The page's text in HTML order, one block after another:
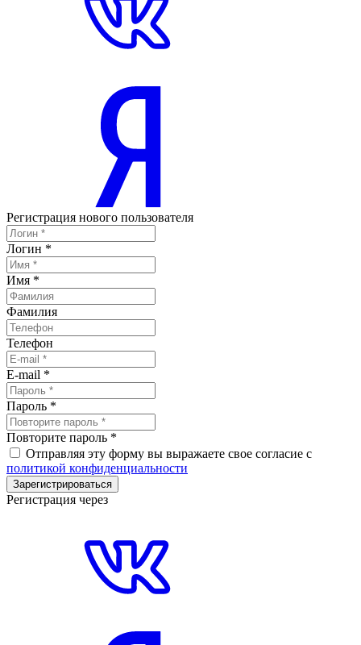
Регистрация нового пользователя
Логин *
Имя *
Фамилия
Телефон
E-mail *
Пароль *
Повторите пароль *
Отправляя эту форму вы выражаете свое согласие с
политикой конфиденциальности
Зарегистрироваться
Регистрация через